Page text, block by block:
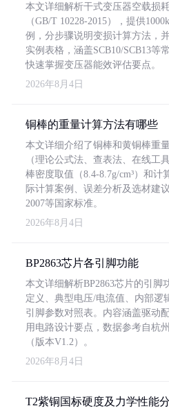
本文详细解析干式变压器空载损
（GB/T 10228-2015），提供
例，分步骤说明变损计算方法，
实例表格，涵盖SCB10/SCB13等
快速掌握变压器能效评估要点。
2026年8月4日
铜棒的重量计算方法有哪些
本文详细介绍了铜棒和黄铜棒重
（理论公式法、查表法、在线工
棒密度取值（8.4-8.7g/cm³）和计
际计算案例、误差分析及选材建
2007等国家标准。
2026年8月4日
BP2863芯片各引脚功能
本文详细解析BP2863芯片的引脚
定义、典型电压/电流值、内部逻
引脚参数对照表。内容涵盖驱动
用电路设计要点，数据参考自杭
（版本V1.2）。
2026年8月4日
T2紫铜国标硬度及力学性能